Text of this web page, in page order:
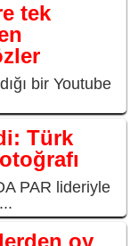
tek
bir Youtube
Türk
PAR lideriyle
oy